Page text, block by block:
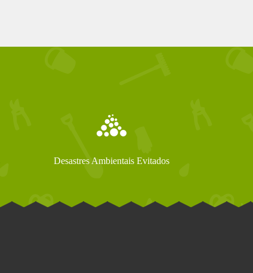
Desastres Ambientais Evitados